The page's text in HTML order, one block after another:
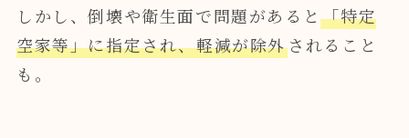
しかし、倒壊や衛生面で問題があると「特定
空家等」に指定され、軽減が除外されること
も。